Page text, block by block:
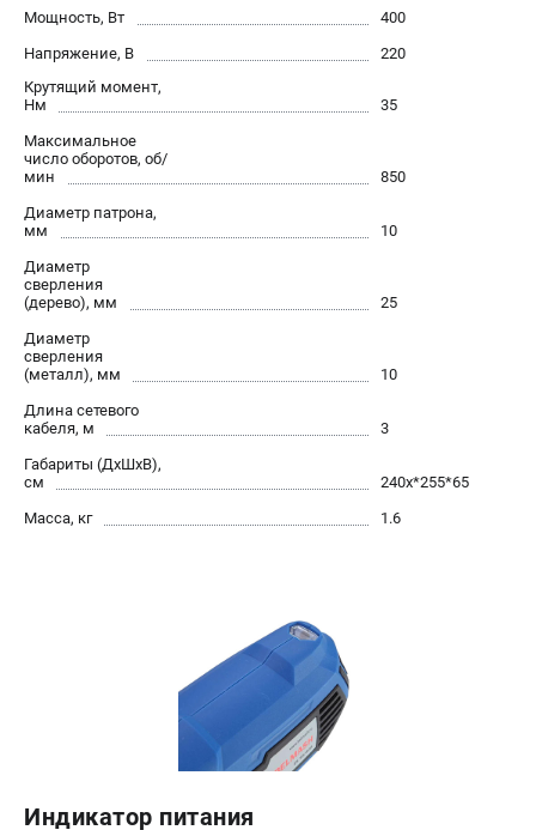
Циркулярные станки
Шлифовальные станки
ДОПОЛНИТЕЛЬНОЕ ОБОРУДОВАНИЕ
Валы строгальные
Патроны и переходники
Подставки для станков
Полотна пильные по дереву
Прижимные устройства
Рольганги-роликовые опоры
ПОЛЕЗНЫЕ СТАТЬИ
Характеристики токарных станков
Токарные "ДОПЫ"
Все о влажности древесины
Информация размещённая на сайте не является публичной
офертой
проспект Александровской Фермы, 29АЛ
8 (812) 317-66-20
Режим работы колл-центра:
пн-пт - с 9:00 до 18:00
сб - с 10:00 до 16:00
zakaz@belmash-market.ru
Мощность, Вт
400
Напряжение, В
220
Крутящий момент,
Нм
35
Максимальное
число оборотов, об/
мин
850
Диаметр патрона,
мм
10
Диаметр
сверления
(дерево), мм
25
Диаметр
сверления
(металл), мм
10
Длина сетевого
кабеля, м
3
Габариты (ДхШхВ),
см
240х*255*65
Масса, кг
1.6
Индикатор питания